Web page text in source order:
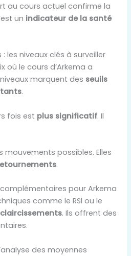
au cours actuel confirme la
un indicateur de la santé
les niveaux clés à surveiller
où le cours d’Arkema a
marquent des seuils
.
fois est plus significatif. Il
mouvements possibles. Elles
.
pour Arkema
comme le RSI ou le
. Ils offrent des
des moyennes